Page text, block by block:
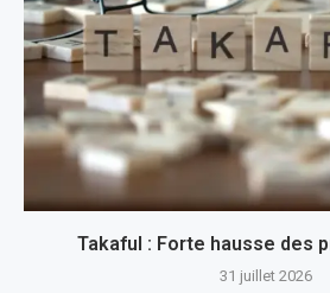
Takaful : Forte hausse des
31 juillet 2026